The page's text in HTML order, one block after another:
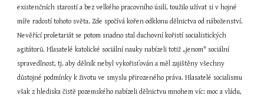
existenčních starostí a bez velkého pracovního úsilí, toužilo užívat si v hojné
míře radostí tohoto světa. Zde spočívá kořen odklonu dělnictva od náboženství.
Nevěřící proletariát se potom snadno stal duchovní kořistí socialistických
agitátorů. Hlasatelé katolické sociální nauky nabízeli totiž „jenom" sociální
spravedlnost, tj. aby dělník nebyl vykořisťován a měl zajištěny všechny
důstojné podmínky k životu ve smyslu přirozeného práva. Hlasatelé socialismu
však z hlediska čistě pozemského nabízeli dělnictvu mnohem víc: moc a vládu,